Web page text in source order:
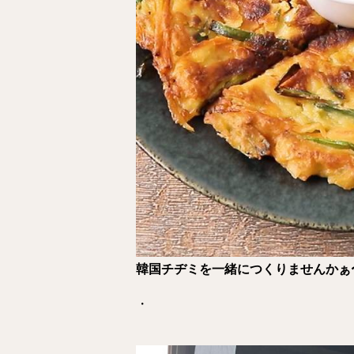
韓国チヂミを一緒につくりませんかぁ
・